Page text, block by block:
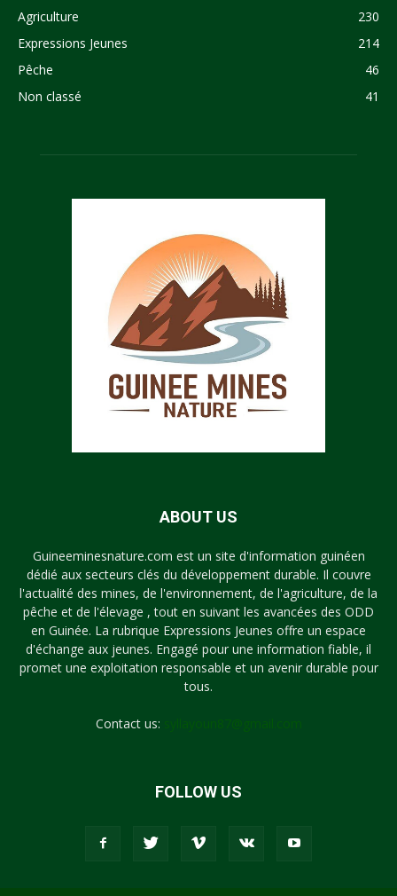
Agriculture
230
Expressions Jeunes
214
Pêche
46
Non classé
41
ABOUT US
Guineeminesnature.com est un site d'information guinéen
dédié aux secteurs clés du développement durable. Il couvre
l'actualité des mines, de l'environnement, de l'agriculture, de la
pêche et de l'élevage , tout en suivant les avancées des ODD
en Guinée. La rubrique Expressions Jeunes offre un espace
d'échange aux jeunes. Engagé pour une information fiable, il
promet une exploitation responsable et un avenir durable pour
tous.
Contact us:
FOLLOW US